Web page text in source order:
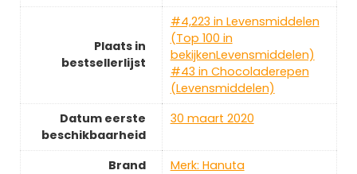
Plaats in
bestsellerlijst
#4,223 in Levensmiddelen
(Top 100 in
bekijkenLevensmiddelen)
#43 in Chocoladerepen
(Levensmiddelen)
Datum eerste
beschikbaarheid
30 maart 2020
Brand Merk: Hanuta